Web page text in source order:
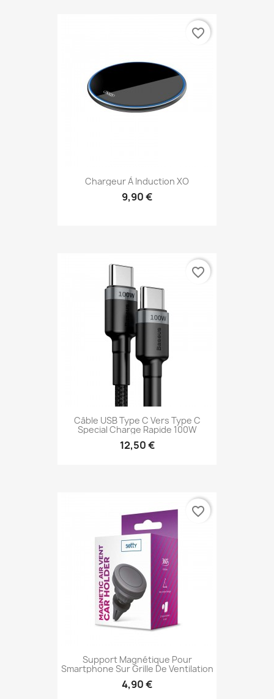
Chargeur À Induction XO
9,90 €
favorite_border
Câble USB Type C Vers Type C
Special Charge Rapide 100W
12,50 €
favorite_border
Support Magnétique Pour
Smartphone Sur Grille De Ventilation
4,90 €
favorite_border